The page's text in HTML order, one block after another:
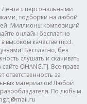
с персональными
подборки на любой
Миллионы композиций
онлайн бесплатно
высоком качестве mp3.
Бесплатно, без
слушать и скачивать
OHANG.TJ. Все права
за
материалов! Любой
По любым